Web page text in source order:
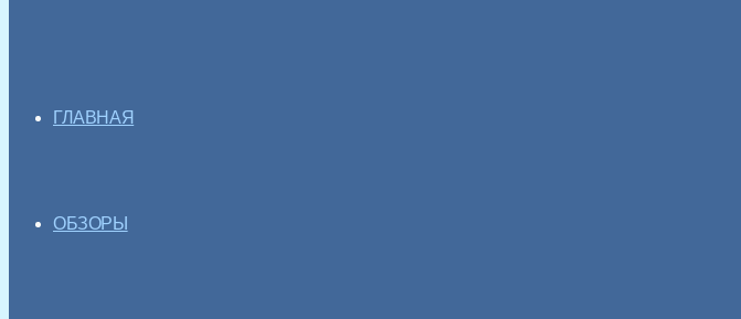
ГЛАВНАЯ
ОБЗОРЫ